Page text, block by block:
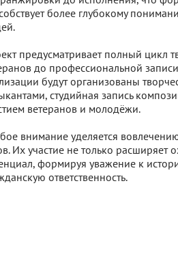
более глубокому
предусматривает полный цикл
до профессиональной
будут организованы
студийная запись
ветеранов и молодёжи.
внимание уделяется
Их участие не только расширяет
формируя уважение к
ответственность.